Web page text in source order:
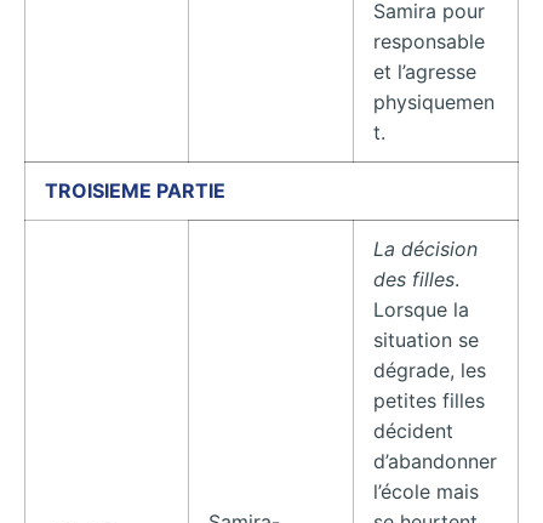
Samira pour
responsable
et l’agresse
physiquemen
t.
TROISIEME PARTIE
La décision
des filles.
Lorsque la
situation se
dégrade, les
petites filles
décident
d’abandonner
l’école mais